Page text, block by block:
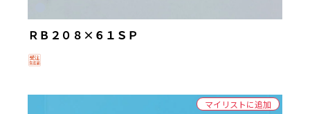
ＲＢ２０８×６１ＳＰ
マイリストに追加